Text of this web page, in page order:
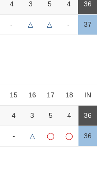
4 3 5 4 36
- △ △ - 37
15 16 17 18 IN
4 3 5 4 36
- △ ◯ ◯ 36